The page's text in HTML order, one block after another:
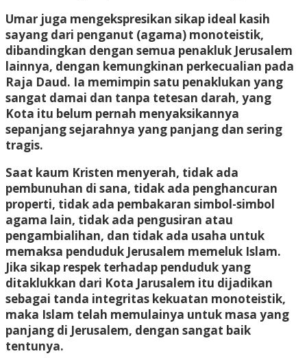
Umar juga mengekspresikan sikap ideal kasih
sayang dari penganut (agama) monoteistik,
dibandingkan dengan semua penakluk Jerusalem
lainnya, dengan kemungkinan perkecualian pada
Raja Daud. Ia memimpin satu penaklukan yang
sangat damai dan tanpa tetesan darah, yang
Kota itu belum pernah menyaksikannya
sepanjang sejarahnya yang panjang dan sering
tragis.
Saat kaum Kristen menyerah, tidak ada
pembunuhan di sana, tidak ada penghancuran
properti, tidak ada pembakaran simbol-simbol
agama lain, tidak ada pengusiran atau
pengambialihan, dan tidak ada usaha untuk
memaksa penduduk Jerusalem memeluk Islam.
Jika sikap respek terhadap penduduk yang
ditaklukkan dari Kota Jarusalem itu dijadikan
sebagai tanda integritas kekuatan monoteistik,
maka Islam telah memulainya untuk masa yang
panjang di Jerusalem, dengan sangat baik
tentunya.